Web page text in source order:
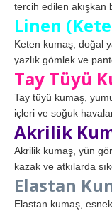
tercih edilen akışkan
Linen
Keten kumaş, doğal
yazlık gömlek ve
Tay Tüyü
Tay tüyü kumaş,
içleri ve soğuk
Akrilik
Akrilik kumaş, yün
kazak ve atkılarda
Elastan
Elastan kumaş,